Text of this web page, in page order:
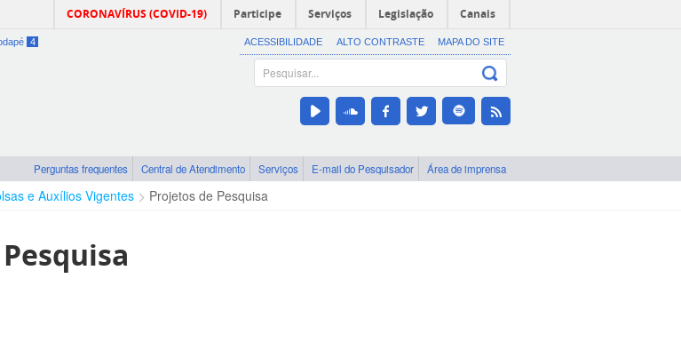
CORONAVÍRUS (COVID-19) Participe Serviços Legislação Canais
4 ACESSIBILIDADE ALTO CONTRASTE MAPA DO SITE
Perguntas frequentes Central de Atendimento Serviços E-mail do Pesquisador Área de imprensa
e Auxílios Vigentes Projetos de Pesquisa